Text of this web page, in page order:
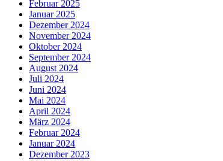
Februar 2025
Januar 2025
Dezember 2024
November 2024
Oktober 2024
September 2024
August 2024
Juli 2024
Juni 2024
Mai 2024
April 2024
März 2024
Februar 2024
Januar 2024
Dezember 2023